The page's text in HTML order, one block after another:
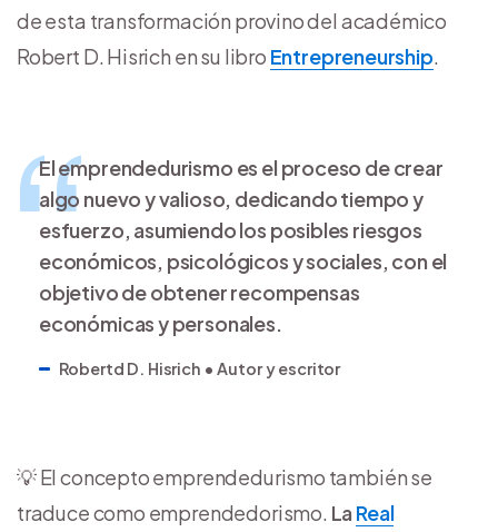
de esta transformación provino del académico
Robert D. Hisrich en su libro Entrepreneurship.
El emprendedurismo es el proceso de crear
algo nuevo y valioso, dedicando tiempo y
esfuerzo, asumiendo los posibles riesgos
económicos, psicológicos y sociales, con el
objetivo de obtener recompensas
económicas y personales.
Robertd D. Hisrich • Autor y escritor
💡 El concepto emprendedurismo también se
traduce como emprendedorismo. La Real